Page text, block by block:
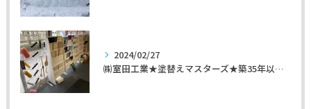
2024/02/27
㈱室田工業★塗替えマスターズ★築35年以上のお宅の施工事例